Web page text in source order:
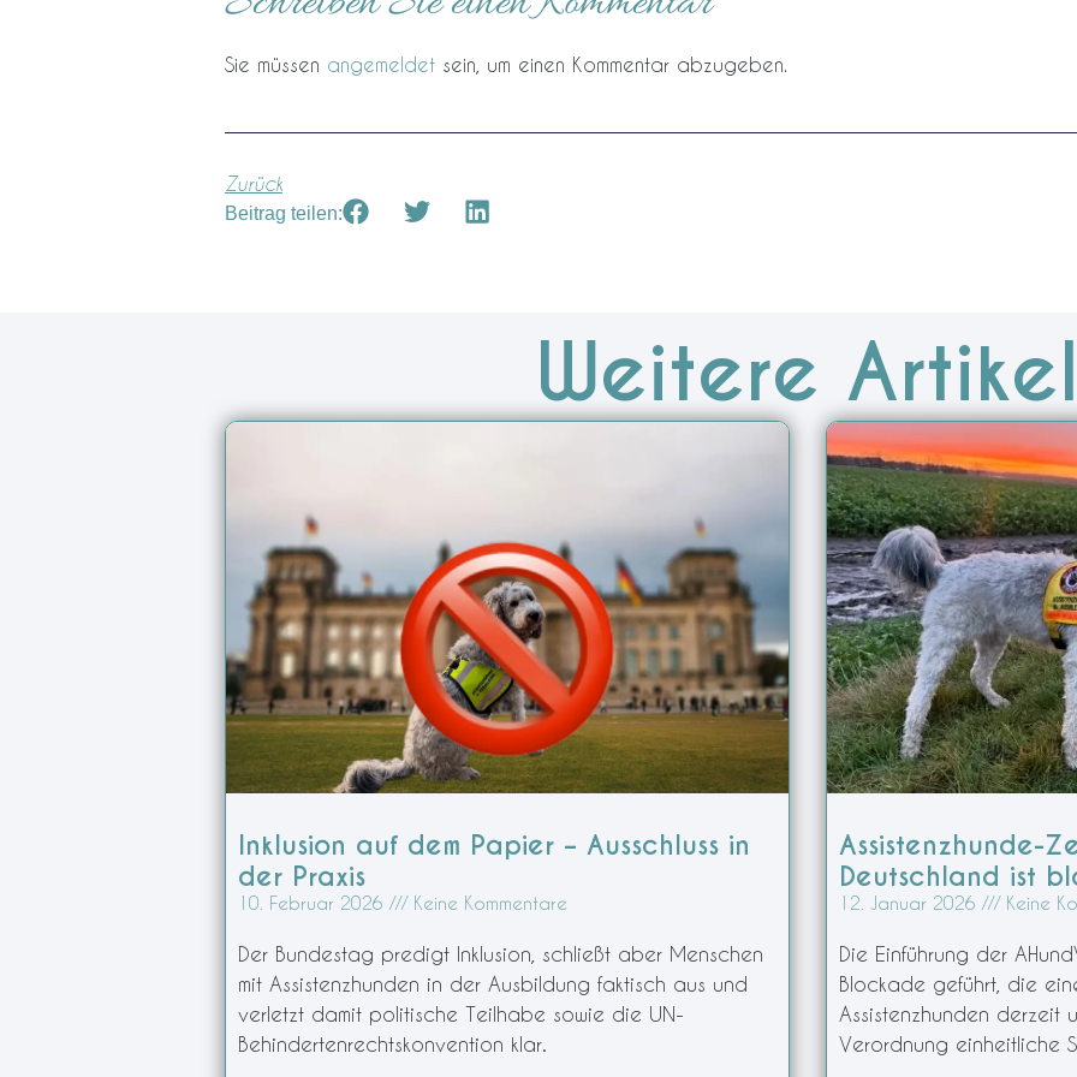
Sie müssen angemeldet sein, um einen Kommentar abzugeben.
Zurück
Beitrag teilen:
Weitere
Inklusion auf dem Papier – Ausschluss in
der Praxis
10. Februar 2026 Keine Kommentare
Der Bundestag predigt Inklusion, schließt aber Menschen
mit Assistenzhunden in der Ausbildung faktisch aus und
verletzt damit politische Teilhabe sowie die UN-
Behindertenrechtskonvention klar.
Assistenzhunde-
Deutschland ist
12. Januar 2026 Keine
Die Einführung der
Blockade geführt, die
Assistenzhunden derzeit
Verordnung einheitliche